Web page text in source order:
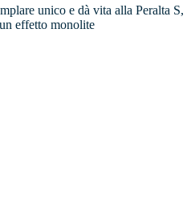
unico e dà vita alla Peralta
effetto monolite